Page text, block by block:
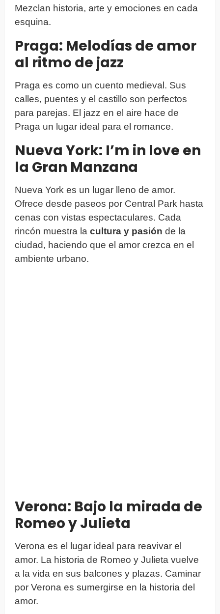
Mezclan historia, arte y emociones en cada
esquina.
Praga: Melodías de amor
al ritmo de jazz
Praga es como un cuento medieval. Sus
calles, puentes y el castillo son perfectos
para parejas. El jazz en el aire hace de
Praga un lugar ideal para el romance.
Nueva York: I’m in love en
la Gran Manzana
Nueva York es un lugar lleno de amor.
Ofrece desde paseos por Central Park hasta
cenas con vistas espectaculares. Cada
rincón muestra la cultura y pasión de la
ciudad, haciendo que el amor crezca en el
ambiente urbano.
Verona: Bajo la mirada de
Romeo y Julieta
Verona es el lugar ideal para reavivar el
amor. La historia de Romeo y Julieta vuelve
a la vida en sus balcones y plazas. Caminar
por Verona es sumergirse en la historia del
amor.